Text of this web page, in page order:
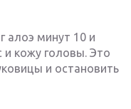
алоэ минут 10 и
и кожу головы. Это
и остановить